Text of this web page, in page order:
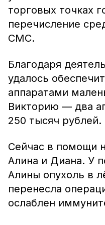
торговых точках
перечисление
СМС.
Благодаря
удалось
аппаратами
Викторию — два
250 тысяч рублей.
Сейчас в помощи
Алина и Диана. У
Алины опухоль в
перенесла
ослаблен